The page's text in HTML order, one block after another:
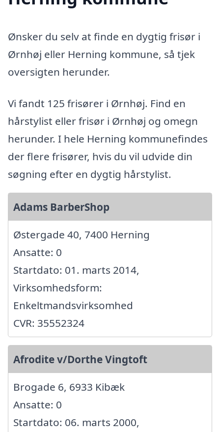
Ønsker du selv at finde en dygtig frisør i
Ørnhøj eller Herning kommune, så tjek
oversigten herunder.
Vi fandt 125 frisører i Ørnhøj. Find en
hårstylist eller frisør i Ørnhøj og omegn
herunder. I hele Herning kommunefindes
der flere frisører, hvis du vil udvide din
søgning efter en dygtig hårstylist.
Adams BarberShop
Østergade 40, 7400 Herning
Ansatte: 0
Startdato: 01. marts 2014,
Virksomhedsform:
Enkeltmandsvirksomhed
CVR: 35552324
Afrodite v/Dorthe Vingtoft
Brogade 6, 6933 Kibæk
Ansatte: 0
Startdato: 06. marts 2000,